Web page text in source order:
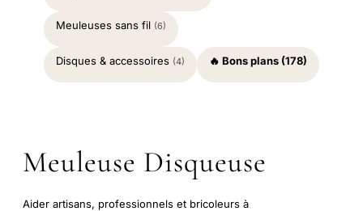
Meuleuses sans fil (6)
Disques & accessoires (4) 🔥 Bons plans (178)
Meuleuse Disqueuse
Aider artisans, professionnels et bricoleurs à